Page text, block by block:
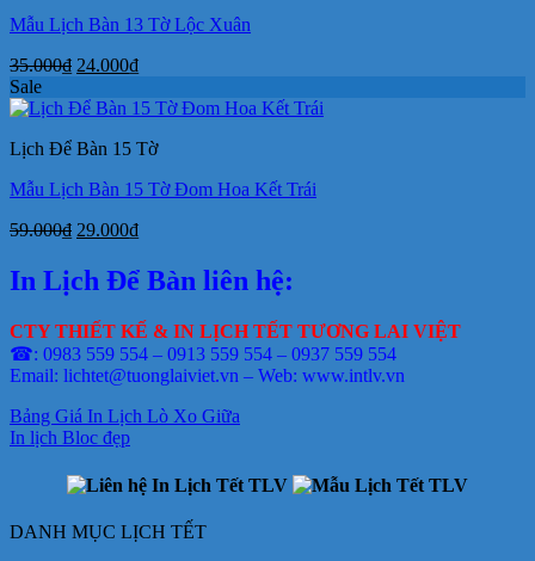
Mẫu Lịch Bàn 13 Tờ Lộc Xuân
35.000₫ Giá
là:
24.000₫Giá
tại
24.000₫.
Sale
Lịch Để Bàn 15 Tờ
Mẫu Lịch Bàn 15 Tờ Đom Hoa Kết Trái
59.000₫ Giá
là:
59.000₫.
29.000₫Giá
tại
là:
29.000₫.
In Lịch Để Bàn liên hệ:
CTY THIẾT KẾ & IN LỊCH TẾT TƯƠNG LAI VIỆT
☎: 0983 559 554 – 0913 559 554 – 0937 559 554
Email: lichtet@tuonglaiviet.vn – Web: www.intlv.vn
Bảng Giá In Lịch Lò Xo Giữa
In lịch Bloc đẹp
DANH MỤC LỊCH TẾT